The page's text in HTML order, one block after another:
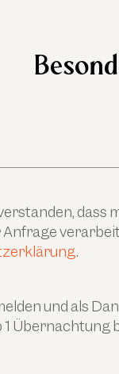
dass
.
und als
Übernachtung